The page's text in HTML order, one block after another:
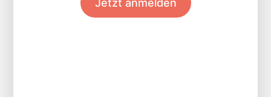
Jetzt anmelden